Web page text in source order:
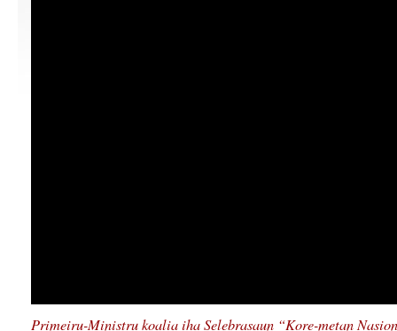
Primeiru-Ministru koalia iha Selebrasaun “Kore-metan